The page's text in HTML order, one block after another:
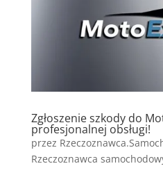
Zgłoszenie szkody do
profesjonalnej obsługi!
przez
Rzeczoznawca